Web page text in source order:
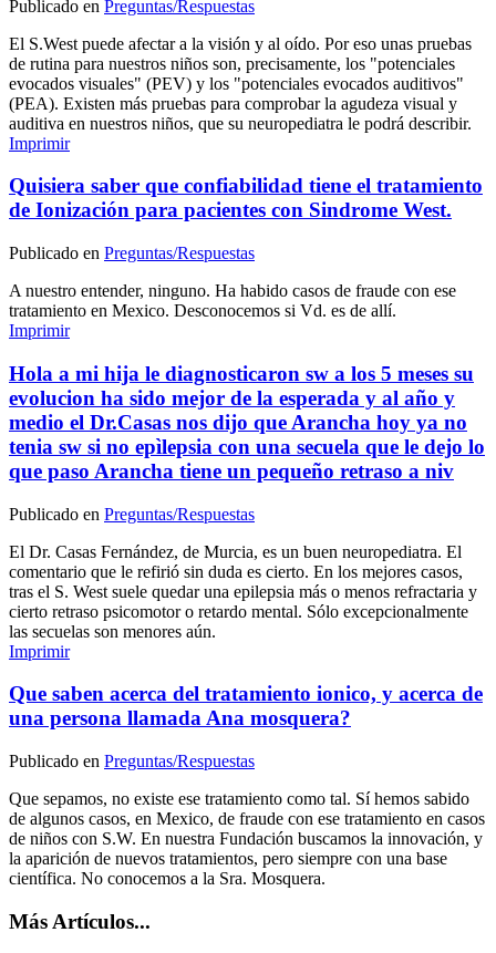
Publicado en Preguntas/Respuestas
El S.West puede afectar a la visión y al oído. Por eso unas pruebas
de rutina para nuestros niños son, precisamente, los "potenciales
evocados visuales" (PEV) y los "potenciales evocados auditivos"
(PEA). Existen más pruebas para comprobar la agudeza visual y
auditiva en nuestros niños, que su neuropediatra le podrá describir.
Imprimir
Quisiera saber que confiabilidad tiene el tratamiento
de Ionización para pacientes con Sindrome West.
Publicado en Preguntas/Respuestas
A nuestro entender, ninguno. Ha habido casos de fraude con ese
tratamiento en Mexico. Desconocemos si Vd. es de allí.
Imprimir
Hola a mi hija le diagnosticaron sw a los 5 meses su
evolucion ha sido mejor de la esperada y al año y
medio el Dr.Casas nos dijo que Arancha hoy ya no
tenia sw si no epìlepsia con una secuela que le dejo lo
que paso Arancha tiene un pequeño retraso a niv
Publicado en Preguntas/Respuestas
El Dr. Casas Fernández, de Murcia, es un buen neuropediatra. El
comentario que le refirió sin duda es cierto. En los mejores casos,
tras el S. West suele quedar una epilepsia más o menos refractaria y
cierto retraso psicomotor o retardo mental. Sólo excepcionalmente
las secuelas son menores aún.
Imprimir
Que saben acerca del tratamiento ionico, y acerca de
una persona llamada Ana mosquera?
Publicado en Preguntas/Respuestas
Que sepamos, no existe ese tratamiento como tal. Sí hemos sabido
de algunos casos, en Mexico, de fraude con ese tratamiento en casos
de niños con S.W. En nuestra Fundación buscamos la innovación, y
la aparición de nuevos tratamientos, pero siempre con una base
científica. No conocemos a la Sra. Mosquera.
Más Artículos...